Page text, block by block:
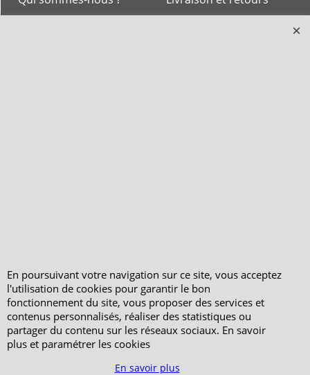
Notre politique
Le blog
En poursuivant votre navigation sur ce site, vous acceptez
l'utilisation de cookies pour garantir le bon
fonctionnement du site, vous proposer des services et
contenus personnalisés, réaliser des statistiques ou
partager du contenu sur les réseaux sociaux. En savoir
plus et paramétrer les cookies
En savoir plus